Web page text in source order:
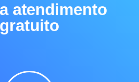
atendimento
gratuito